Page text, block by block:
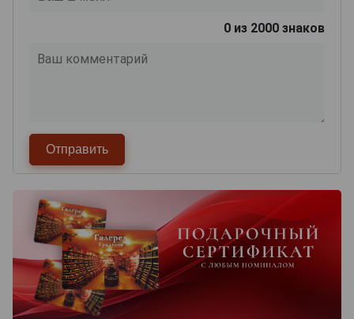
0 из 2000 знаков